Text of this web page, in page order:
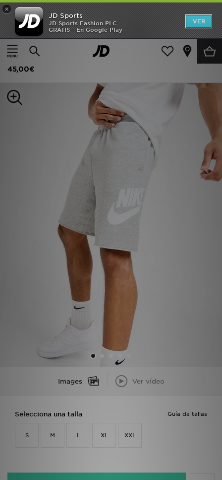
×
JD Sports
JD Sports Fashion PLC
GRATIS - En Google Play
VER
Página principal
Hombre Ropa de hombre Pantalones cortos
Nike Alumni French Terry Shorts
45,00€
Images Ver vídeo
Guía de tallas
Selecciona una talla
S M L XL XXL
Hombre
Mujer
Estilo
TARJETA REGALO